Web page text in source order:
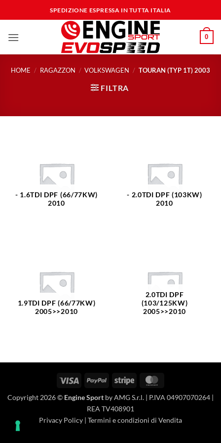
ai
SPEDIZIONE ESPRESSA IN TUTTA ITALIA
0
HOME / RAGAZZON / VOLKSWAGEN / TOURAN (TYP 1T) 2003
FILTRA
- 1.6TDI DPF (66/77KW)
2010
- 2.0TDI DPF (103KW)
2010
1.9TDI DPF (66/77KW)
2005>>2010
2.0TDI DPF
(103/125KW)
2005>>2010
Visa PayPal Stripe
Copyright 2026 © Engine Sport by AMG S.r.l. | P.IVA 04907070264 |
REA TV408901
Privacy Policy | Termini e condizioni di Vendita